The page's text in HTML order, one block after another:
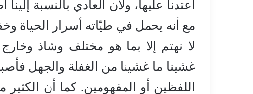
اعتدنا عليها، ولأن العادي بالنسبة
مع أنه يحمل في طيّاته أسرار الحياة
لا نهتم إلا بما هو مختلف وشاذ
غشينا ما غشينا من الغفلة والجهل
اللفظين أو المفهومين. كما أن الكثير